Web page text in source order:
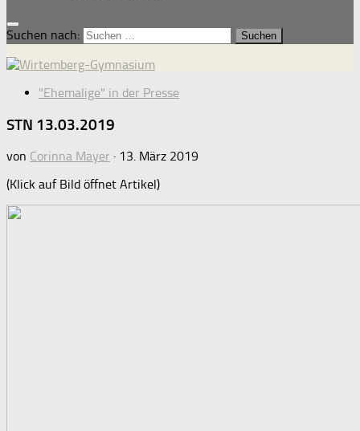
Suchen nach:
"Ehemalige" in der Presse
STN 13.03.2019
von Corinna Mayer · 13. März 2019
(Klick auf Bild öffnet Artikel)